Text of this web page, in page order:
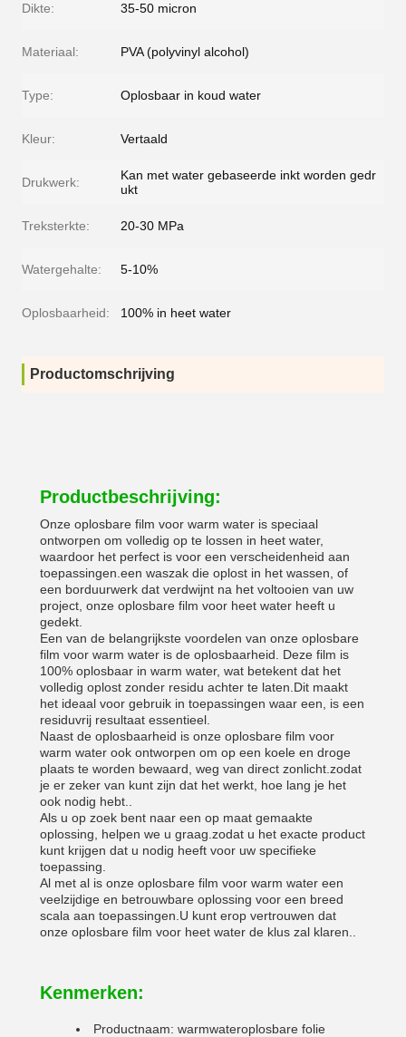
Dikte: 35-50 micron
Materiaal: PVA (polyvinyl alcohol)
Type: Oplosbaar in koud water
Kleur: Vertaald
Drukwerk:
Kan met water gebaseerde inkt worden gedr
ukt
Treksterkte: 20-30 MPa
Watergehalte: 5-10%
Oplosbaarheid: 100% in heet water
Productomschrijving
Productbeschrijving:
Onze oplosbare film voor warm water is speciaal
ontworpen om volledig op te lossen in heet water,
waardoor het perfect is voor een verscheidenheid aan
toepassingen.een waszak die oplost in het wassen, of
een borduurwerk dat verdwijnt na het voltooien van uw
project, onze oplosbare film voor heet water heeft u
gedekt.
Een van de belangrijkste voordelen van onze oplosbare
film voor warm water is de oplosbaarheid. Deze film is
100% oplosbaar in warm water, wat betekent dat het
volledig oplost zonder residu achter te laten.Dit maakt
het ideaal voor gebruik in toepassingen waar een, is een
residuvrij resultaat essentieel.
Naast de oplosbaarheid is onze oplosbare film voor
warm water ook ontworpen om op een koele en droge
plaats te worden bewaard, weg van direct zonlicht.zodat
je er zeker van kunt zijn dat het werkt, hoe lang je het
ook nodig hebt..
Als u op zoek bent naar een op maat gemaakte
oplossing, helpen we u graag.zodat u het exacte product
kunt krijgen dat u nodig heeft voor uw specifieke
toepassing.
Al met al is onze oplosbare film voor warm water een
veelzijdige en betrouwbare oplossing voor een breed
scala aan toepassingen.U kunt erop vertrouwen dat
onze oplosbare film voor heet water de klus zal klaren..
Kenmerken:
Productnaam: warmwateroplosbare folie